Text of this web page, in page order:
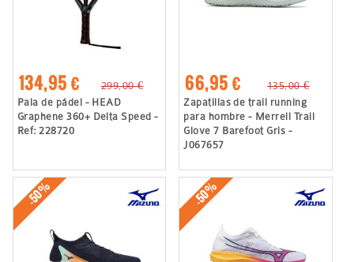
134,95 €
299,00 €
Pala de pádel - HEAD
Graphene 360+ Delta Speed -
Ref: 228720
66,95 €
135,00 €
Zapatillas de trail running
para hombre - Merrell Trail
Glove 7 Barefoot Gris -
J067657
-50% -50%